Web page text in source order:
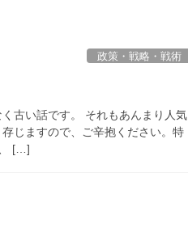
政策・戦略・戦術
古い話です。 それもあんまり人気
じますので、ご辛抱ください。特
[…]